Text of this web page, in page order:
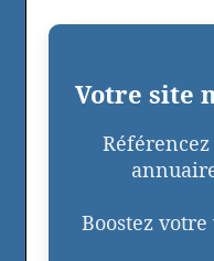
Votre site
Boostez